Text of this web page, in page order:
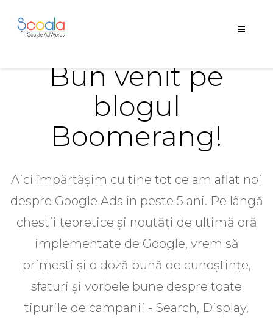
Bun venit pe
blogul
Boomerang!
Aici împărtășim cu tine tot ce am aflat noi
despre Google Ads în peste 5 ani. Pe lângă
chestii teoretice și noutăți de ultimă oră
implementate de Google, vrem să
primești și o doză bună de cunoștințe,
sfaturi și vorbele bune despre toate
tipurile de campanii - Search, Display,